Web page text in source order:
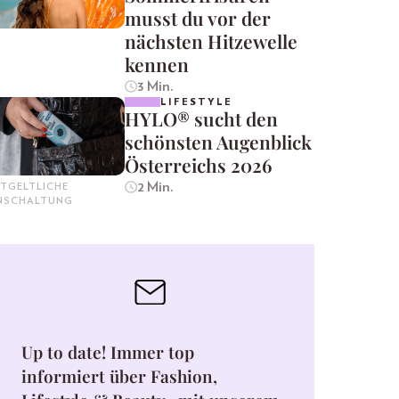
musst du vor der
nächsten Hitzewelle
kennen
3 Min.
LIFESTYLE
HYLO® sucht den
schönsten Augenblick
Österreichs 2026
2 Min.
Up to date! Immer top
informiert über Fashion,